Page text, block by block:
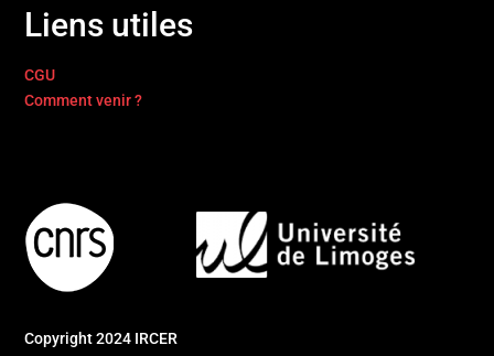
Liens utiles
CGU
Comment venir ?
Copyright 2024 IRCER